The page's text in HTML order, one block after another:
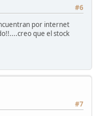
#6
por internet
que el stock
#7